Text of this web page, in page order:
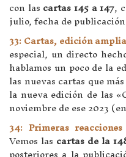
con lascartas 145 a 147,
julio, fecha de
33: Cartas, edición
especial, un directo
hablamos un poco de la
las nuevas cartas que
la nueva edición de las
noviembre de ese 2023
34: Primeras
Vemos las cartas de la